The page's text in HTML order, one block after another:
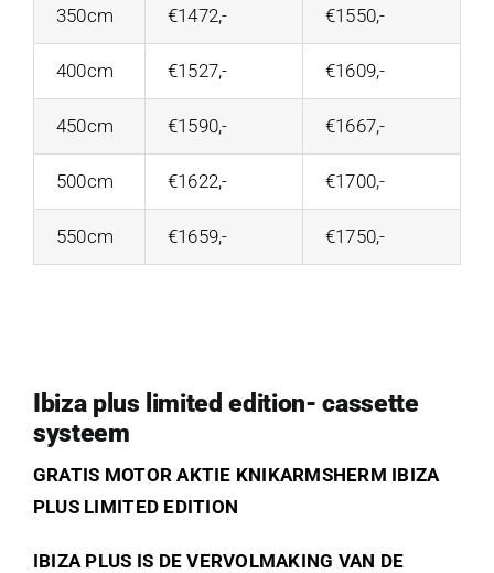
350cm €1472,- €1550,-
400cm €1527,- €1609,-
450cm €1590,- €1667,-
500cm €1622,- €1700,-
550cm €1659,- €1750,-
Ibiza plus limited edition- cassette
systeem
GRATIS MOTOR AKTIE KNIKARMSHERM IBIZA
PLUS LIMITED EDITION
IBIZA PLUS IS DE VERVOLMAKING VAN DE